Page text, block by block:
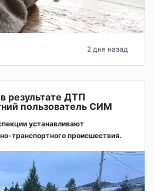
2 дня назад
результате ДТП
пользователь СИМ
устанавливают
транспортного происшествия.